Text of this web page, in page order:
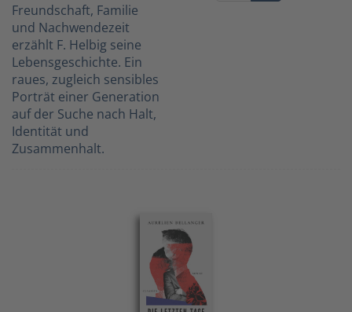
Freundschaft, Familie
und Nachwendezeit
erzählt F. Helbig seine
Lebensgeschichte. Ein
raues, zugleich sensibles
Porträt einer Generation
auf der Suche nach Halt,
Identität und
Zusammenhalt.